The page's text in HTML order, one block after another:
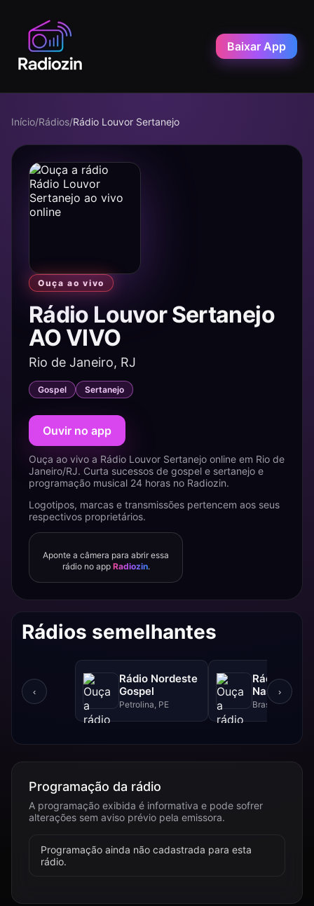
Baixar App
Início/Rádios/Rádio Louvor Sertanejo
Ouça ao vivo
Rádio Louvor Sertanejo
AO VIVO
Rio de Janeiro, RJ
Gospel Sertanejo
Ouvir no app
Ouça ao vivo a Rádio Louvor Sertanejo online em Rio de
Janeiro/RJ. Curta sucessos de gospel e sertanejo e
programação musical 24 horas no Radiozin.
Logotipos, marcas e transmissões pertencem aos seus
respectivos proprietários.
Aponte a câmera para abrir essa
rádio no app Radiozin.
Rádios semelhantes
‹
Rádio Nordeste
Gospel
Petrolina, PE
Rádio Sol
Nascente
Brasília, DF
›
Programação da rádio
A programação exibida é informativa e pode sofrer
alterações sem aviso prévio pela emissora.
Programação ainda não cadastrada para esta
rádio.